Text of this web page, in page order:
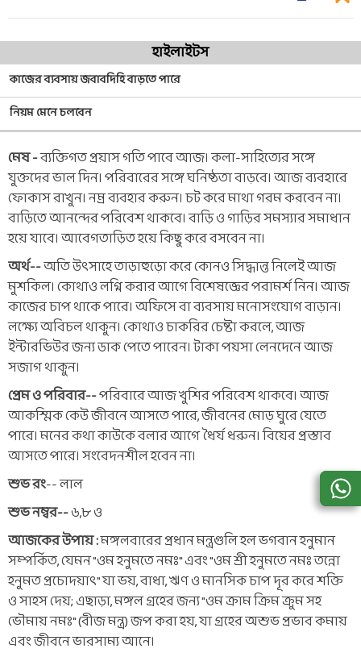
হাইলাইটস
কাজের ব্যবসায় জবাবদিহি বাড়তে পারে
নিয়ম মেনে চলবেন
মেষ -ব্যক্তিগত প্রয়াস গতি পাবে আজ। কলা-সাহিত্যের সঙ্গে
যুক্তদের ভাল দিন। পরিবারের সঙ্গে ঘনিষ্ঠতা বাড়বে। আজ ব্যবহারে
ফোকাস রাখুন। নম্র ব্যবহার করুন। চট করে মাথা গরম করবেন না।
বাড়িতে আনন্দের পরিবেশ থাকবে। বাড়ি ও গাড়ির সমস্যার সমাধান
হয়ে যাবে। আবেগতাড়িত হয়ে কিছু করে বসবেন না।
অর্থ--অতি উত্‍সাহে তাড়াহুড়ো করে কোনও সিদ্ধান্ত নিলেই আজ
মুশকিল। কোথাও লগ্নি করার আগে বিশেষজ্ঞের পরামর্শ নিন। আজ
কাজের চাপ থাকে পারে। অফিসে বা ব্যবসায় মনোসংযোগ বাড়ান।
লক্ষ্যে অবিচল থাকুন। কোথাও চাকরির চেষ্টা করলে, আজ
ইন্টারভিউর জন্য ডাক পেতে পারেন। টাকা পয়সা লেনদেনে আজ
সজাগ থাকুন।
প্রেম ও পরিবার--পরিবারে আজ খুশির পরিবেশ থাকবে। আজ
আকস্মিক কেউ জীবনে আসতে পারে, জীবনের মোড় ঘুরে যেতে
পারে। মনের কথা কাউকে বলার আগে ধৈর্য ধরুন। বিয়ের প্রস্তাব
আসতে পারে। সংবেদনশীল হবেন না।
শুভ রং-- লাল
শুভ নম্বর--৬,৮ ও
আজকের উপায় :মঙ্গলবারের প্রধান মন্ত্রগুলি হল ভগবান হনুমান
সম্পর্কিত, যেমন "ওম হনুমতে নমঃ" এবং "ওম শ্রী হনুমতে নমঃ তন্নো
হনুমত প্রচোদয়াৎ" যা ভয়, বাধা, ঋণ ও মানসিক চাপ দূর করে শক্তি
ও সাহস দেয়; এছাড়া, মঙ্গল গ্রহের জন্য "ওম ক্রাম ক্রিম ক্রুম সহ
ভৌমায় নমঃ" (বীজ মন্ত্র) জপ করা হয়, যা গ্রহের অশুভ প্রভাব কমায়
এবং জীবনে ভারসাম্য আনে।